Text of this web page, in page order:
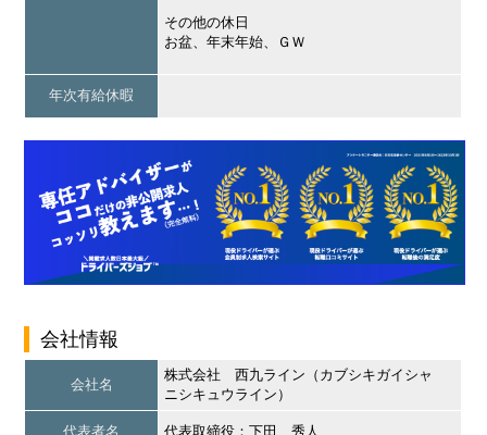
その他の休日
お盆、年末年始、ＧＷ
年次有給休暇
会社情報
会社名
株式会社 西九ライン（カブシキガイシャ
ニシキュウライン）
代表者名 代表取締役：下田 秀人